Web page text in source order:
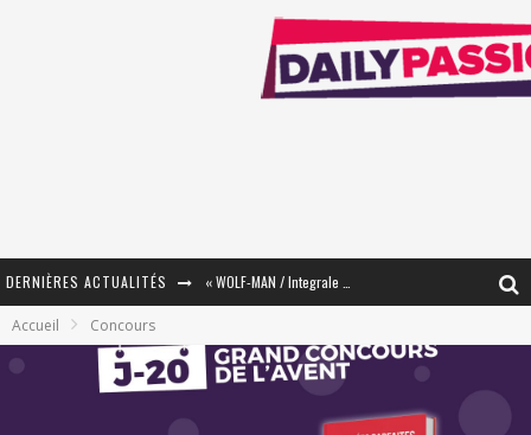
DERNIÈRES ACTUALITÉS
« Mon Village Révolté » - Combattre un Projet !
« Le Béton et le Bambou / Propositions pour Mayotte et le Monde. » - Améliorations !
Accueil Concours